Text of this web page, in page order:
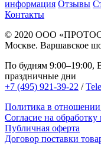
информация Отзывы
Контакты
© 2020 ООО
Москве. Варшавское
По будням 9:00–19:00,
праздничные дни
+7 (495) 921-39-22 /
Политика в
Согласие на
Публичная оферта
Договор поставки